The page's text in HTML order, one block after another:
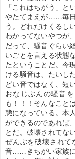
「これはちがう」
やたてまえが……毎
う。どれだけくるし
わかってないやつが
だって、騒音ぐらい
いごとを言える状態
たということだ。今
ける騒音は、たいし
どい音ではなく、短
おなじぶんの騒音
も！！！そんなこと
態になっている。本
ができるのであれば
とだ。破壊されてな
ぜんぶを破壊され
音……きちがい家族